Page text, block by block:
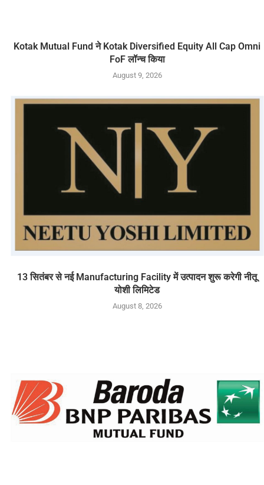
Kotak Mutual Fund ने Kotak Diversified Equity All Cap Omni
FoF लॉन्च किया
August 9, 2026
13 सितंबर से नई Manufacturing Facility में उत्पादन शुरू करेगी नीतू
योशी लिमिटेड
August 8, 2026